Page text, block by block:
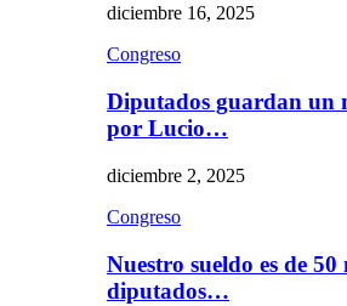
diciembre 16, 2025
Congreso
Diputados guardan un
por Lucio…
diciembre 2, 2025
Congreso
Nuestro sueldo es de
diputados…